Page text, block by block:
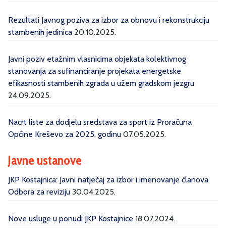
Rezultati Javnog poziva za izbor za obnovu i rekonstrukciju
stambenih jedinica 20.10.2025.
Javni poziv etažnim vlasnicima objekata kolektivnog
stanovanja za sufinanciranje projekata energetske
efikasnosti stambenih zgrada u užem gradskom jezgru
24.09.2025.
Nacrt liste za dodjelu sredstava za sport iz Proračuna
Općine Kreševo za 2025. godinu 07.05.2025.
Javne ustanove
JKP Kostajnica: Javni natječaj za izbor i imenovanje članova
Odbora za reviziju 30.04.2025.
Nove usluge u ponudi JKP Kostajnice 18.07.2024.